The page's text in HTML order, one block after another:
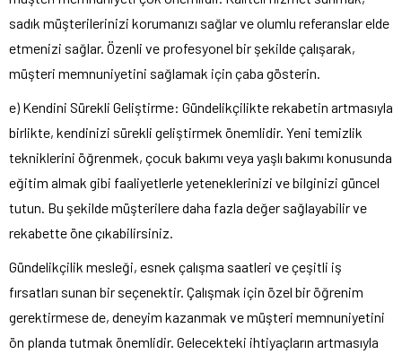
sadık müşterilerinizi korumanızı sağlar ve olumlu referanslar elde
etmenizi sağlar. Özenli ve profesyonel bir şekilde çalışarak,
müşteri memnuniyetini sağlamak için çaba gösterin.
e) Kendini Sürekli Geliştirme: Gündelikçilikte rekabetin artmasıyla
birlikte, kendinizi sürekli geliştirmek önemlidir. Yeni temizlik
tekniklerini öğrenmek, çocuk bakımı veya yaşlı bakımı konusunda
eğitim almak gibi faaliyetlerle yeteneklerinizi ve bilginizi güncel
tutun. Bu şekilde müşterilere daha fazla değer sağlayabilir ve
rekabette öne çıkabilirsiniz.
Gündelikçilik mesleği, esnek çalışma saatleri ve çeşitli iş
fırsatları sunan bir seçenektir. Çalışmak için özel bir öğrenim
gerektirmese de, deneyim kazanmak ve müşteri memnuniyetini
ön planda tutmak önemlidir. Gelecekteki ihtiyaçların artmasıyla